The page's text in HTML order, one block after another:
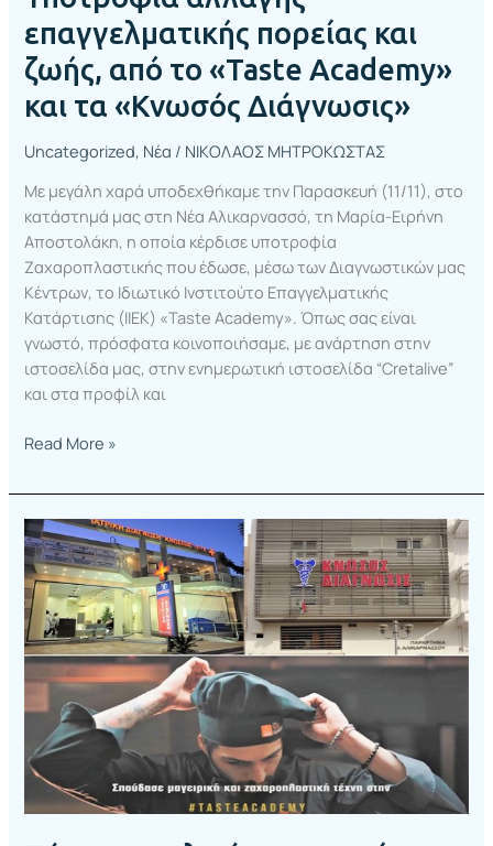
επαγγελματικής πορείας και
ζωής, από το «Taste Academy»
και τα «Κνωσός Διάγνωσις»
Uncategorized, Νέα / ΝΙΚΟΛΑΟΣ ΜΗΤΡΟΚΩΣΤΑΣ
Με μεγάλη χαρά υποδεχθήκαμε την Παρασκευή (11/11), στο
κατάστημά μας στη Νέα Αλικαρνασσό, τη Μαρία-Ειρήνη
Αποστολάκη, η οποία κέρδισε υποτροφία
Ζαχαροπλαστικής που έδωσε, μέσω των Διαγνωστικών μας
Κέντρων, το Ιδιωτικό Ινστιτούτο Επαγγελματικής
Κατάρτισης (ΙΙΕΚ) «Taste Academy». Όπως σας είναι
γνωστό, πρόσφατα κοινοποιήσαμε, με ανάρτηση στην
ιστοσελίδα μας, στην ενημερωτική ιστοσελίδα “Cretalive”
και στα προφίλ και
Read More »
Πέντε
συνολικά
υποτροφίες
για
σπουδές
Μαγειρικής
και
Ζαχαροπλαστικής
από
τα
διαγνωστικά
μας